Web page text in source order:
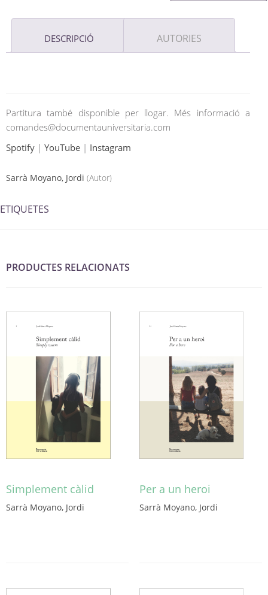
DESCRIPCIÓ AUTORIES
Partitura també disponible per llogar. Més informació a
comandes@documentauniversitaria.com
Spotify | YouTube | Instagram
Sarrà Moyano, Jordi (Autor)
ETIQUETES
PRODUCTES RELACIONATS
Simplement càlid
Sarrà Moyano, Jordi
Per a un heroi
Sarrà Moyano, Jordi